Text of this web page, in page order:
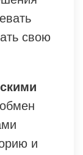
свою
и